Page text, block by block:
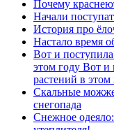
Почему
Начали
История про
Настало время
Вот и
этом году Вот и
растений в этом
Скальные
снегопада
Снежное